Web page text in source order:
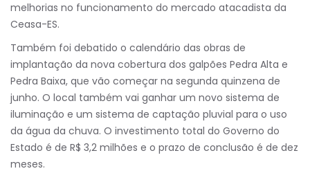
melhorias no funcionamento do mercado atacadista da
Ceasa-ES.
Também foi debatido o calendário das obras de
implantação da nova cobertura dos galpões Pedra Alta e
Pedra Baixa, que vão começar na segunda quinzena de
junho. O local também vai ganhar um novo sistema de
iluminação e um sistema de captação pluvial para o uso
da água da chuva. O investimento total do Governo do
Estado é de R$ 3,2 milhões e o prazo de conclusão é de dez
meses.